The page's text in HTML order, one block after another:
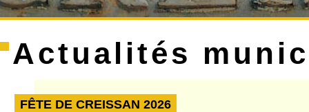
Actualités
FÊTE DE CREISSAN 2026